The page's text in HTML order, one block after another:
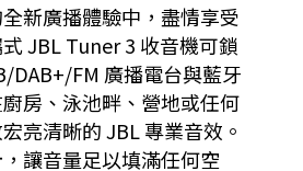
新廣播體驗中，盡情享受
JBL Tuner 3 收音機可鎖
DAB+/FM 廣播電台與藍牙
房、泳池畔、營地或任何
亮清晰的 JBL 專業音效。
讓音量足以填滿任何空